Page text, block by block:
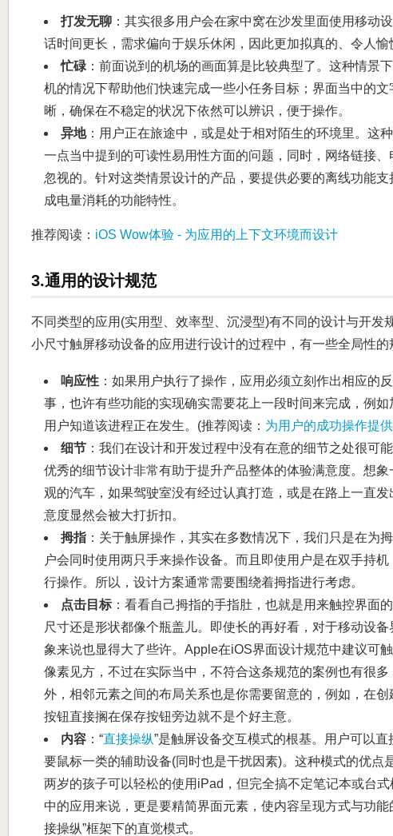
打发无聊 ：其实很多用户会在家中窝在沙发里面使用移动
话时间更长，需求偏向于娱乐休闲，因此更加拟真的、令人愉
忙碌 ：前面说到的机场的画面算是比较典型了。这种情景
机的情况下帮助他们快速完成一些小任务目标；界面当中的
晰，确保在不稳定的状况下依然可以辨识，便于操作。
异地：用户正在旅途中，或是处于相对陌生的环境里。这
一点当中提到的可读性易用性方面的问题，同时，网络链接
忽视的。针对这类情景设计的产品，要提供必要的离线功能
成电量消耗的功能特性。
推荐阅读： iOS Wow体验 - 为应用的上下文环境而设计
3.通用的设计规范
不同类型的应用(实用型、效率型、沉浸型)有不同的设计与开发
小尺寸触屏移动设备的应用进行设计的过程中，有一些全局性的
响应性 ：如果用户执行了操作，应用必须立刻作出相应的
事，也许有些功能的实现确实需要花上一段时间来完成，例
用户知道该进程正在发生。(推荐阅读： 为用户的成功操作提
细节 ：我们在设计和开发过程中没有在意的细节之处很可
优秀的细节设计非常有助于提升产品整体的体验满意度。想
观的汽车，如果驾驶室没有经过认真打造，或是在路上一直
意度显然会被大打折扣。
拇指 ：关于触屏操作，其实在多数情况下，我们只是在为
户会同时使用两只手来操作设备。而且即使用户是在双手持
行操作。所以，设计方案通常需要围绕着拇指进行考虑。
点击目标 ：看看自己拇指的手指肚，也就是用来触控界面
尺寸还是形状都像个瓶盖儿。即使长的再好看，对于移动设
象来说也显得大了些许。Apple在iOS界面设计规范中建议可
像素见方，不过在实际当中，不符合这条规范的案例也有很
外，相邻元素之间的布局关系也是你需要留意的，例如，在
按钮直接搁在保存按钮旁边就不是个好主意。
内容 ：“直接操纵”是触屏设备交互模式的根基。用户可以
要鼠标一类的辅助设备(同时也是干扰因素)。这种模式的优点
两岁的孩子可以轻松的使用iPad，但完全搞不定笔记本或台
中的应用来说，更是要精简界面元素，使内容呈现方式与功能
接操纵”框架下的直觉模式。